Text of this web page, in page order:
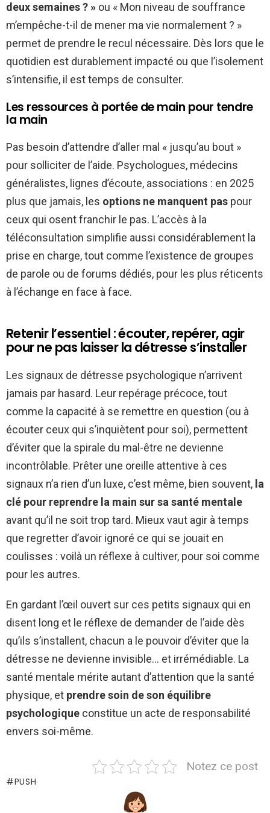
deux semaines ? » ou « Mon niveau de souffrance
m’empêche-t-il de mener ma vie normalement ? »
permet de prendre le recul nécessaire. Dès lors que le
quotidien est durablement impacté ou que l’isolement
s’intensifie, il est temps de consulter.
Les ressources à portée de main pour tendre
la main
Pas besoin d’attendre d’aller mal « jusqu’au bout »
pour solliciter de l’aide. Psychologues, médecins
généralistes, lignes d’écoute, associations : en 2025
plus que jamais, les options ne manquent pas pour
ceux qui osent franchir le pas. L’accès à la
téléconsultation simplifie aussi considérablement la
prise en charge, tout comme l’existence de groupes
de parole ou de forums dédiés, pour les plus réticents
à l’échange en face à face.
Retenir l’essentiel : écouter, repérer, agir
pour ne pas laisser la détresse s’installer
Les signaux de détresse psychologique n’arrivent
jamais par hasard. Leur repérage précoce, tout
comme la capacité à se remettre en question (ou à
écouter ceux qui s’inquiètent pour soi), permettent
d’éviter que la spirale du mal-être ne devienne
incontrôlable. Prêter une oreille attentive à ces
signaux n’a rien d’un luxe, c’est même, bien souvent, la
clé pour reprendre la main sur sa santé mentale
avant qu’il ne soit trop tard. Mieux vaut agir à temps
que regretter d’avoir ignoré ce qui se jouait en
coulisses : voilà un réflexe à cultiver, pour soi comme
pour les autres.
En gardant l’œil ouvert sur ces petits signaux qui en
disent long et le réflexe de demander de l’aide dès
qu’ils s’installent, chacun a le pouvoir d’éviter que la
détresse ne devienne invisible… et irrémédiable. La
santé mentale mérite autant d’attention que la santé
physique, et prendre soin de son équilibre
psychologique constitue un acte de responsabilité
envers soi-même.
Notez ce post
PUSH